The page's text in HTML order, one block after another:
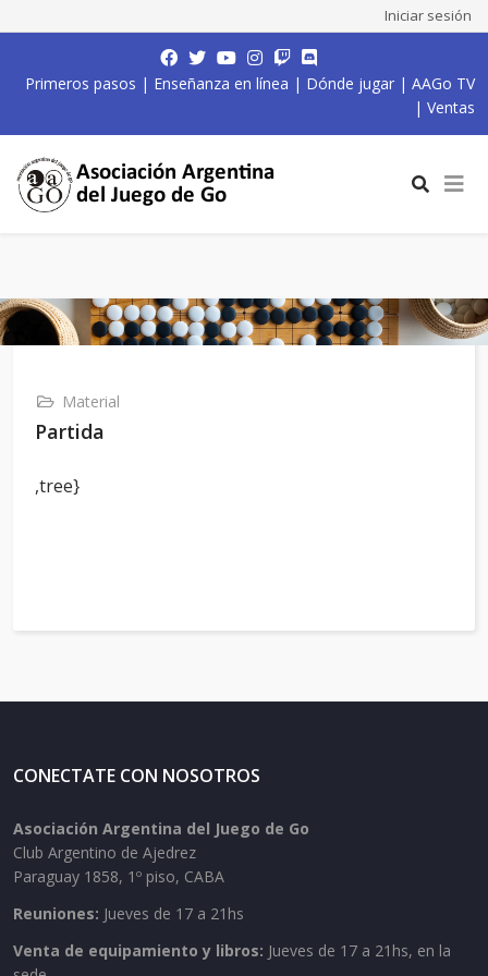
Iniciar sesión
Primeros pasos | Enseñanza en línea | Dónde jugar | AAGo TV
| Ventas
Material
Partida
,tree}
CONECTATE CON NOSOTROS
Asociación Argentina del Juego de Go
Club Argentino de Ajedrez
Paraguay 1858, 1º piso, CABA
Reuniones: Jueves de 17 a 21hs
Venta de equipamiento y libros: Jueves de 17 a 21hs, en la